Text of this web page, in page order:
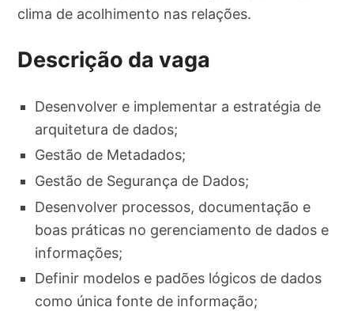
clima de acolhimento nas relações.
Descrição da vaga
Desenvolver e implementar a estratégia de
arquitetura de dados;
Gestão de Metadados;
Gestão de Segurança de Dados;
Desenvolver processos, documentação e
boas práticas no gerenciamento de dados e
informações;
Definir modelos e padões lógicos de dados
como única fonte de informação;